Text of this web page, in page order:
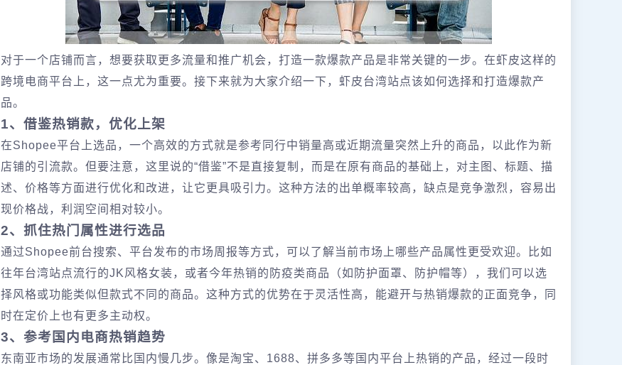
对于一个店铺而言，想要获取更多流量和推广机会，打造一款爆款产品是非常关键的一步。在虾皮这样的
跨境电商平台上，这一点尤为重要。接下来就为大家介绍一下，虾皮台湾站点该如何选择和打造爆款产
品。
1、借鉴热销款，优化上架
在Shopee平台上选品，一个高效的方式就是参考同行中销量高或近期流量突然上升的商品，以此作为新
店铺的引流款。但要注意，这里说的“借鉴”不是直接复制，而是在原有商品的基础上，对主图、标题、描
述、价格等方面进行优化和改进，让它更具吸引力。这种方法的出单概率较高，缺点是竞争激烈，容易出
现价格战，利润空间相对较小。
2、抓住热门属性进行选品
通过Shopee前台搜索、平台发布的市场周报等方式，可以了解当前市场上哪些产品属性更受欢迎。比如
往年台湾站点流行的JK风格女装，或者今年热销的防疫类商品（如防护面罩、防护帽等），我们可以选
择风格或功能类似但款式不同的商品。这种方式的优势在于灵活性高，能避开与热销爆款的正面竞争，同
时在定价上也有更多主动权。
3、参考国内电商热销趋势
东南亚市场的发展通常比国内慢几步。像是淘宝、1688、拼多多等国内平台上热销的产品，经过一段时